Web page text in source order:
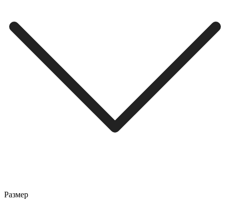
Размер